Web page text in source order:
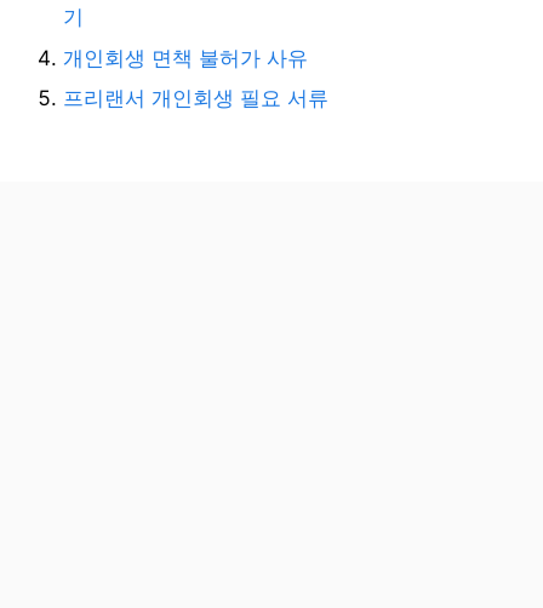
기
개인회생 면책 불허가 사유
프리랜서 개인회생 필요 서류